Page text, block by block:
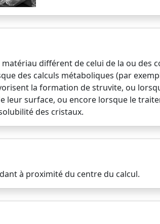
différent de celui de la ou des
des calculs métaboliques (par
la formation de struvite, ou
leur surface, ou encore lorsque le
des cristaux.
à proximité du centre du calcul.